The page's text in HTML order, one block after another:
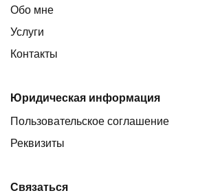
Обо мне
Услуги
Контакты
Юридическая информация
Пользовательское соглашение
Реквизиты
Связаться